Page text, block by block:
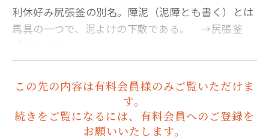
利休好み尻張釜の別名。障泥（泥障とも書く）とは
馬具の一つで、泥よけの下敷である。 →尻張釜
この先の内容は有料会員様のみご覧いただけま
す。
続きをご覧になるには、有料会員へのご登録を
お願いいたします。